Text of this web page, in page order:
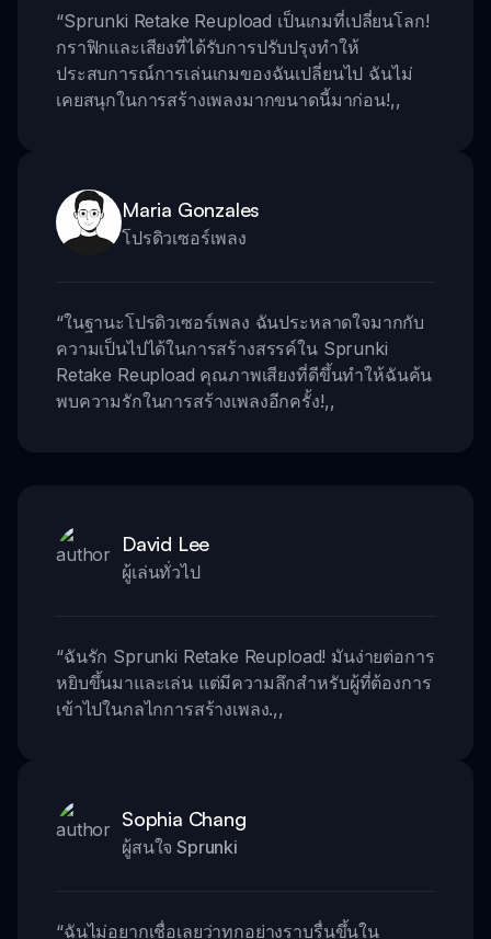
“Sprunki Retake Reupload เป็นเกมที่เปลี่ยนโลก!
กราฟิกและเสียงที่ได้รับการปรับปรุงทำให้
ประสบการณ์การเล่นเกมของฉันเปลี่ยนไป ฉันไม่
เคยสนุกในการสร้างเพลงมากขนาดนี้มาก่อน!,,
Maria Gonzales
โปรดิวเซอร์เพลง
“ในฐานะโปรดิวเซอร์เพลง ฉันประหลาดใจมากกับ
ความเป็นไปได้ในการสร้างสรรค์ใน Sprunki
Retake Reupload คุณภาพเสียงที่ดีขึ้นทำให้ฉันค้น
พบความรักในการสร้างเพลงอีกครั้ง!,,
David Lee
ผู้เล่นทั่วไป
“ฉันรัก Sprunki Retake Reupload! มันง่ายต่อการ
หยิบขึ้นมาและเล่น แต่มีความลึกสำหรับผู้ที่ต้องการ
เข้าไปในกลไกการสร้างเพลง.,,
Sophia Chang
ผู้สนใจ Sprunki
“ฉันไม่อยากเชื่อเลยว่าทุกอย่างราบรื่นขึ้นใน